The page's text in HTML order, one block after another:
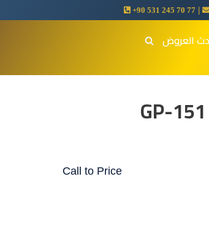
+90 531 245 70 77
العروض
Call to Price